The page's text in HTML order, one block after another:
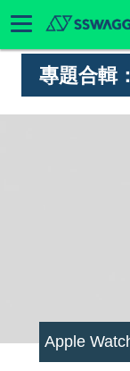
專題合輯：
Apple